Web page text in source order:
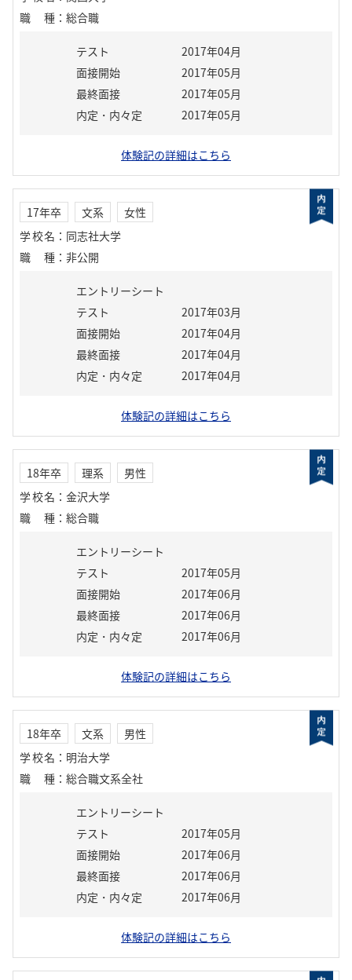
職種 ： 総合職
テスト
2017年04月
面接開始
2017年05月
最終面接
2017年05月
内定・内々定
2017年05月
体験記の詳細はこちら
17年卒 文系
女性
学校名 ： 同志社大学
職種 ： 非公開
エントリーシート
テスト
2017年03月
面接開始
2017年04月
最終面接
2017年04月
内定・内々定
2017年04月
体験記の詳細はこちら
18年卒 理系
男性
学校名 ： 金沢大学
職種 ： 総合職
エントリーシート
テスト
2017年05月
面接開始
2017年06月
最終面接
2017年06月
内定・内々定
2017年06月
体験記の詳細はこちら
18年卒 文系
男性
学校名 ： 明治大学
職種 ： 総合職文系全社
エントリーシート
テスト
2017年05月
面接開始
2017年06月
最終面接
2017年06月
内定・内々定
2017年06月
体験記の詳細はこちら